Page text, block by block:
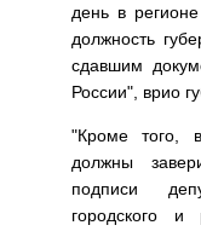
день в
должность
сдавшим
России", врио
"Кроме того,
должны
подписи
городского и